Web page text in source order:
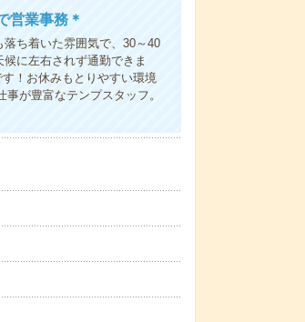
営業事務＊
ち着いた雰囲気で、30～40
に左右されず通勤できま
！お休みもとりやすい環境
が豊富なテンプスタッフ。